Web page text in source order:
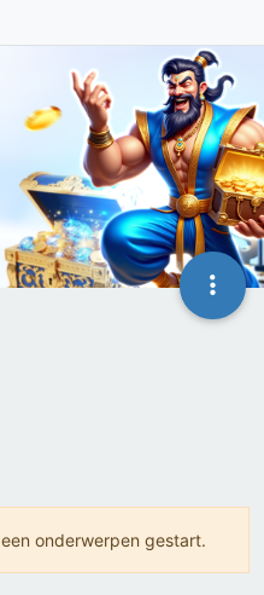
onderwerpen gestart.